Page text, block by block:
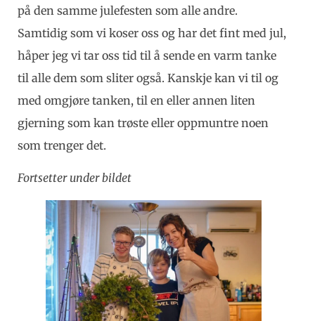
på den samme julefesten som alle andre.
Samtidig som vi koser oss og har det fint med jul,
håper jeg vi tar oss tid til å sende en varm tanke
til alle dem som sliter også. Kanskje kan vi til og
med omgjøre tanken, til en eller annen liten
gjerning som kan trøste eller oppmuntre noen
som trenger det.
Fortsetter under bildet